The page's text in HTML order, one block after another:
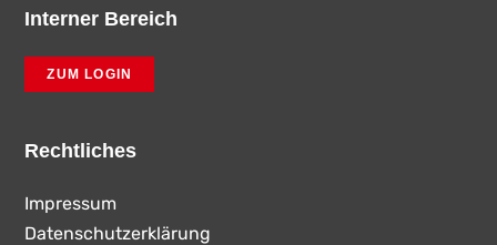
Interner Bereich
ZUM LOGIN
Rechtliches
Impressum
Datenschutzerklärung